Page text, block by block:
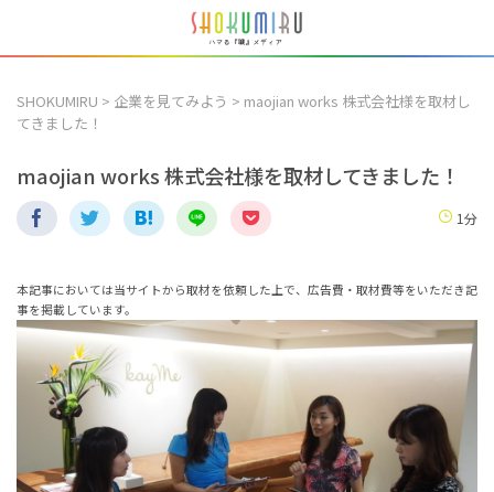
SHOKUMIRU > 企業を見てみよう > maojian works 株式会社様を取材し
てきました！
maojian works 株式会社様を取材してきました！
1分
本記事においては当サイトから取材を依頼した上で、広告費・取材費等をいただき記
事を掲載しています。